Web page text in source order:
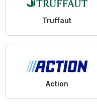
Truffaut
Action